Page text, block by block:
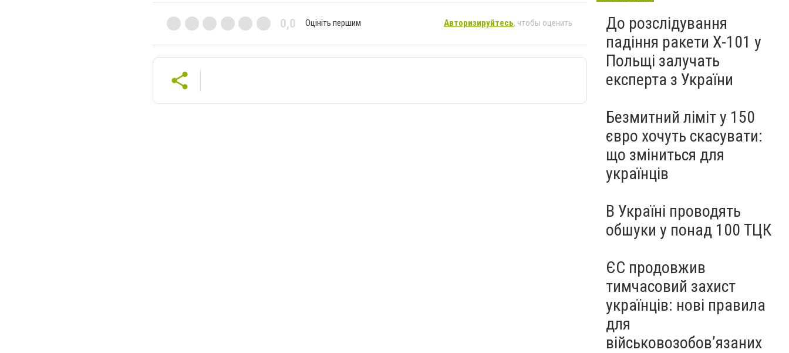
0,0 Оцініть першим Авторизируйтесь, чтобы оценить
До розслідування
падіння ракети Х-101 у
Польщі залучать
експерта з України
Безмитний ліміт у 150
євро хочуть скасувати:
що зміниться для
українців
В Україні проводять
обшуки у понад 100 ТЦК
ЄС продовжив
тимчасовий захист
українців: нові правила
для
військовозобов’язаних